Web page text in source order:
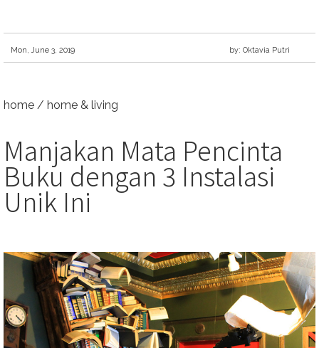
Mon, June 3, 2019 by: Oktavia Putri
home / home & living
Manjakan Mata Pencinta
Buku dengan 3 Instalasi
Unik Ini